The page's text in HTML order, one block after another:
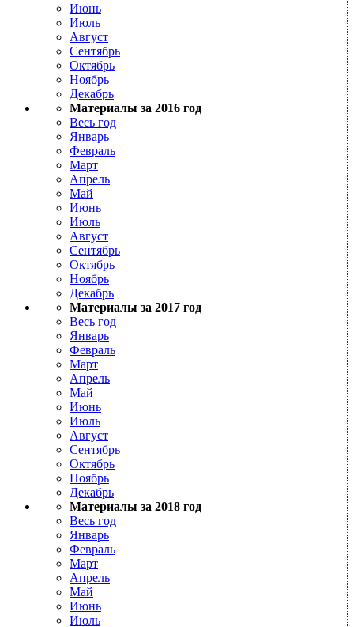
Июнь
Июль
Август
Сентябрь
Октябрь
Ноябрь
Декабрь
Материалы за 2016 год
Весь год
Январь
Февраль
Март
Апрель
Май
Июнь
Июль
Август
Сентябрь
Октябрь
Ноябрь
Декабрь
Материалы за 2017 год
Весь год
Январь
Февраль
Март
Апрель
Май
Июнь
Июль
Август
Сентябрь
Октябрь
Ноябрь
Декабрь
Материалы за 2018 год
Весь год
Январь
Февраль
Март
Апрель
Май
Июнь
Июль